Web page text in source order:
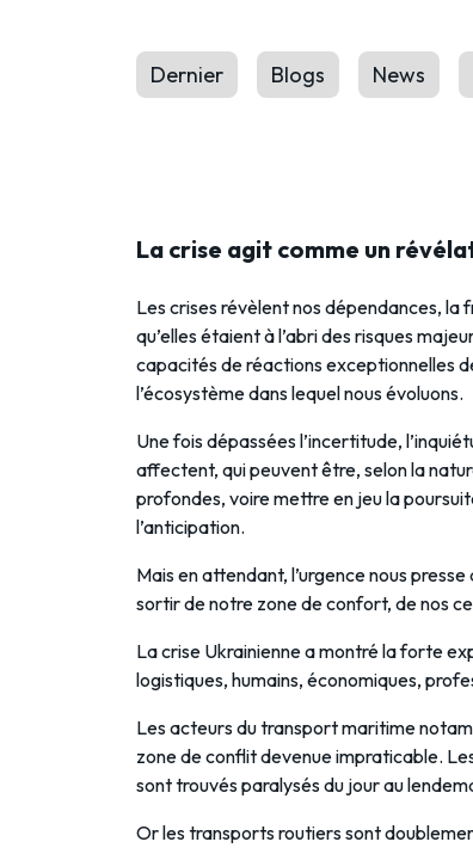
Dernier Blogs News
La crise agit comme un
Les crises révèlent nos dépendances,
qu’elles étaient à l’abri des risques
capacités de réactions exceptionnelles
l’écosystème dans lequel nous évoluons.
Une fois dépassées l’incertitude,
affectent, qui peuvent être, selon la
profondes, voire mettre en jeu la
l’anticipation.
Mais en attendant, l’urgence nous
sortir de notre zone de confort, de nos
La crise Ukrainienne a montré la forte
logistiques, humains, économiques,
Les acteurs du transport maritime
zone de conflit devenue impraticable.
sont trouvés paralysés du jour au
Or les transports routiers sont